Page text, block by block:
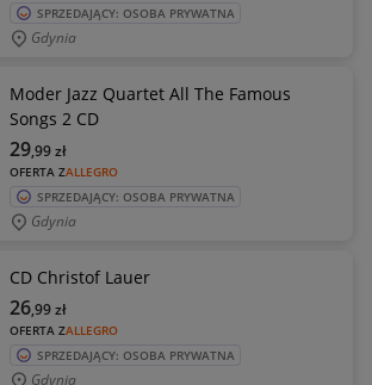
SPRZEDAJĄCY: OSOBA PRYWATNA
Gdynia
Moder Jazz Quartet All The Famous
Songs 2 CD
OFERTA ZALLEGRO
29,99zł
SPRZEDAJĄCY: OSOBA PRYWATNA
Gdynia
CD Christof Lauer
OFERTA ZALLEGRO
26,99zł
SPRZEDAJĄCY: OSOBA PRYWATNA
Gdynia